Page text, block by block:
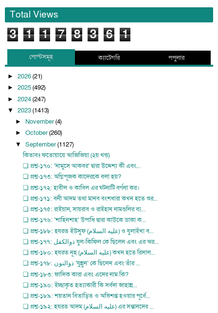
Total Views
3 1 1 7 8 3 6 1
পোস্টসমূহ ক্যাটেগরি পপুলার
► 2026(21)
► 2025(492)
► 2024(247)
▼ 2023(1413)
► November(4)
► October(260)
▼ September(1127)
কিতাবঃ ফতোয়ায়ে আজিজিয়া (২য় খন্ড)
❏ প্রশ্ন-১৭০: ‘নামুসে আকবর’ দ্বারা উদ্দেশ্য কী এবং...
❏ প্রশ্ন-১৭৩: অগ্নিপূজক কাদেরকে বলা হয়?
❏ প্রশ্ন-১৭২: হাবীল ও কাবিল এর ঘটনাটি বর্ণনা কর।
❏ প্রশ্ন-১৭১: বনী আদম তথা মানব বংশধারা কখন হতে শুর...
❏ প্রশ্ন-১৭৫: রাইয়ান, সায়রাব ও রাইহান নামগুলির ব্য...
❏ প্রশ্ন-১৭৬: ‘শাহিনশাহ’ উপাধি দ্বারা কাউকে ডাকা ক...
❏ প্রশ্ন-১৮৮: হযরত ইউসুফ (عليه السلام) ও যুলাইখা ব...
❏ প্রশ্ন-১৭৭: ذوالكفل যুল-কিফিল কে ছিলেন এবং এর অর...
❏ প্রশ্ন-১৮০: হযরত নূহ (عليه السلام) কখন হতে রিসাল...
❏ প্রশ্ন-১৭৮: ذوالنون ‘যুন্নুন’ কে ছিলেন এবং তাঁর ...
❏ প্রশ্ন-১৮৩: ফাসিক কারা এবং এদের নাম কি?
❏ প্রশ্ন-১৯০: ইচ্ছাকৃত হত্যাকারী কি সর্বদা জাহান্ন...
❏ প্রশ্ন-১৮৯: শয়তান বিতাড়িত ও অভিশপ্ত হওয়ার পূর্বে...
❏ প্রশ্ন-১৯২: হযরত আদম (عليه السلام) এর সন্তানদের ...